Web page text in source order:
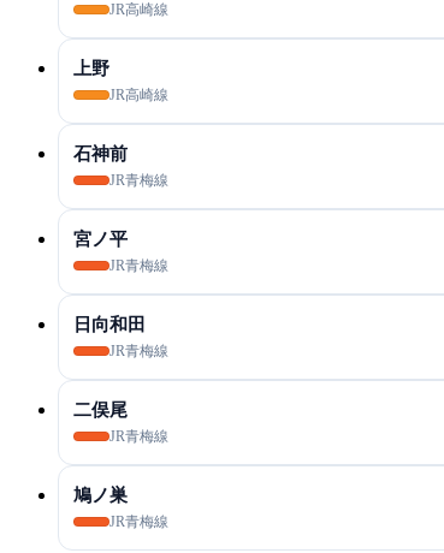
JR高崎線
上野
JR高崎線
石神前
JR青梅線
宮ノ平
JR青梅線
日向和田
JR青梅線
二俣尾
JR青梅線
鳩ノ巣
JR青梅線